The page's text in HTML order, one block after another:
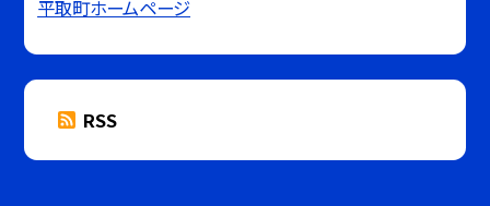
平取町ホームページ
RSS